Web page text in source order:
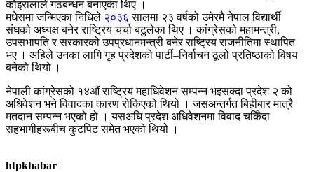
कोइरालाले गठबन्धन बनाएका थिए ।
मधेसमा जन्मिएका निधिले २०३६ सालमा २३ वर्षको उमेरमै नेपाल विद्यार्थी
संघको अध्यक्ष बनेर राष्ट्रिय चर्चा बटुलेका थिए । कांग्रेसको महामन्त्री,
उपसभापति र सरकारको उपप्रधानमन्त्री बनेर राष्ट्रिय राजनीतिमा स्थापित
भए । अहिले उनका लागि गृह प्रदेशको पार्टी–निर्वाचन ठूलो प्रतिष्ठाको विषय
बनेको थियो ।
नेपाली कांग्रेसको १४औं राष्ट्रिय महाधिवेशन सम्पन्न भइसक्दा प्रदेश २ को
अधिवेशन भने विवादका कारण रोकिएको थियो । जसअन्तर्गत बिहीबार मात्रै
मतदान सम्पन्न भएको हो । यसअघि प्रदेश अधिवेशनमा विवाद चर्किँदा
सहभागीहरूबीच कुटपिट समेत भएको थियो ।
htpkhabar